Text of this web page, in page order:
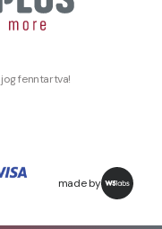
fenntartva!
made by